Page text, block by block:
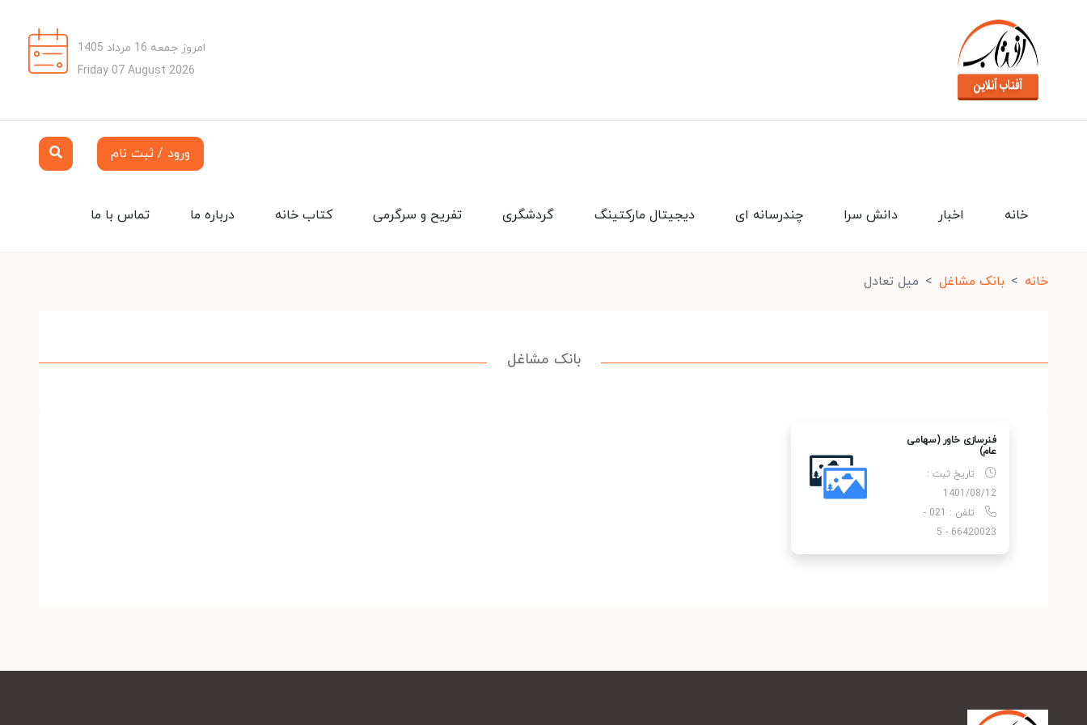
امروز جمعه 16 مرداد 1405
Friday 07 August 2026
ورود / ثبت نام
تماس با ما درباره ما کتاب خانه تفریح و سرگرمی گردشگری دیجیتال مارکتینگ چندرسانه ای دانش سرا اخبار خانه
خانه بانک مشاغل میل تعادل
بانک مشاغل
فنرسازی خاور (سهامی
عام)
تاریخ ثبت :
1401/08/12
تلفن : 021 -
66420023 - 5